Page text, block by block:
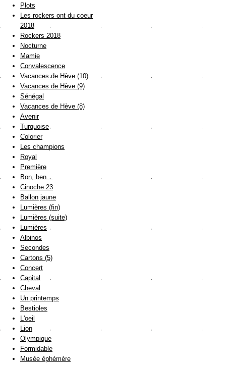
Plots
Les rockers ont du coeur
2018
Rockers 2018
Nocturne
Mamie
Convalescence
Vacances de Hève (10)
Vacances de Hève (9)
Sénégal
Vacances de Hève (8)
Avenir
Turquoise
Colorier
Les champions
Royal
Première
Bon, ben...
Cinoche 23
Ballon jaune
Lumières (fin)
Lumières (suite)
Lumières
Albinos
Secondes
Cartons (5)
Concert
Capital
Cheval
Un printemps
Bestioles
L'oeil
Lion
Olympique
Formidable
Musée éphémère